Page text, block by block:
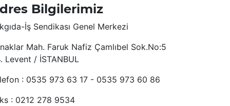
Bilgilerimiz
İş Sendikası Genel Merkezi
Mah. Faruk Nafiz Çamlıbel Sok.No:5
Levent / İSTANBUL
: 0535 973 63 17 - 0535 973 60 86
: 0212 278 9534